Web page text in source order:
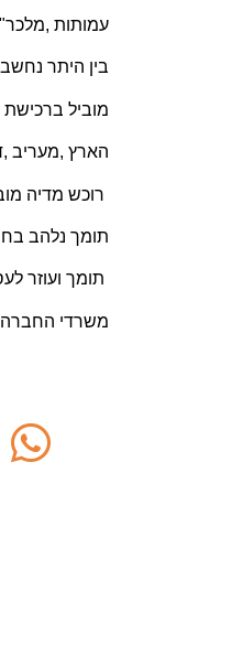
עמותות
בין היתר
מוביל ברכישת
הארץ ,מעריב
רוכש מדיה
תומך נלהב
תומך ועוזר
משרדי